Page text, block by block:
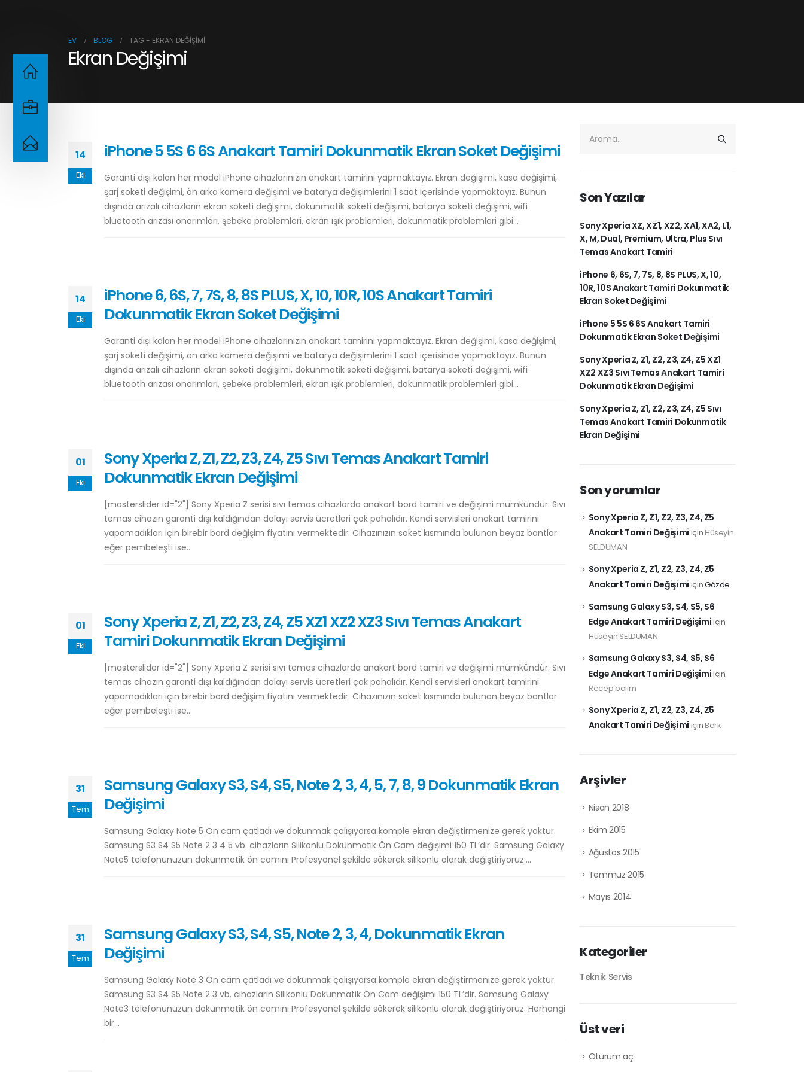
EV BLOG TAG - EKRAN DEĞIŞIMI
Ekran Değişimi
14
Eki
iPhone 5 5S 6 6S Anakart Tamiri Dokunmatik Ekran Soket Değişimi
Garanti dışı kalan her model iPhone cihazlarınızın anakart tamirini yapmaktayız. Ekran değişimi, kasa değişimi,
şarj soketi değişimi, ön arka kamera değişimi ve batarya değişimlerini 1 saat içerisinde yapmaktayız. Bunun
dışında arızalı cihazların ekran soketi değişimi, dokunmatik soketi değişimi, batarya soketi değişimi, wifi
bluetooth arızası onarımları, şebeke problemleri, ekran ışık problemleri, dokunmatik problemleri gibi...
14
Eki
iPhone 6, 6S, 7, 7S, 8, 8S PLUS, X, 10, 10R, 10S Anakart Tamiri
Dokunmatik Ekran Soket Değişimi
Garanti dışı kalan her model iPhone cihazlarınızın anakart tamirini yapmaktayız. Ekran değişimi, kasa değişimi,
şarj soketi değişimi, ön arka kamera değişimi ve batarya değişimlerini 1 saat içerisinde yapmaktayız. Bunun
dışında arızalı cihazların ekran soketi değişimi, dokunmatik soketi değişimi, batarya soketi değişimi, wifi
bluetooth arızası onarımları, şebeke problemleri, ekran ışık problemleri, dokunmatik problemleri gibi...
01
Eki
Sony Xperia Z, Z1, Z2, Z3, Z4, Z5 Sıvı Temas Anakart Tamiri
Dokunmatik Ekran Değişimi
[masterslider id="2"] Sony Xperia Z serisi sıvı temas cihazlarda anakart bord tamiri ve değişimi mümkündür. Sıvı
temas cihazın garanti dışı kaldığından dolayı servis ücretleri çok pahalıdır. Kendi servisleri anakart tamirini
yapamadıkları için birebir bord değişim fiyatını vermektedir. Cihazınızın soket kısmında bulunan beyaz bantlar
eğer pembeleşti ise...
01
Eki
Sony Xperia Z, Z1, Z2, Z3, Z4, Z5 XZ1 XZ2 XZ3 Sıvı Temas Anakart
Tamiri Dokunmatik Ekran Değişimi
[masterslider id="2"] Sony Xperia Z serisi sıvı temas cihazlarda anakart bord tamiri ve değişimi mümkündür. Sıvı
temas cihazın garanti dışı kaldığından dolayı servis ücretleri çok pahalıdır. Kendi servisleri anakart tamirini
yapamadıkları için birebir bord değişim fiyatını vermektedir. Cihazınızın soket kısmında bulunan beyaz bantlar
eğer pembeleşti ise...
31
Tem
Samsung Galaxy S3, S4, S5, Note 2, 3, 4, 5, 7, 8, 9 Dokunmatik Ekran
Değişimi
Samsung Galaxy Note 5 Ön cam çatladı ve dokunmak çalışıyorsa komple ekran değiştirmenize gerek yoktur.
Samsung S3 S4 S5 Note 2 3 4 5 vb. cihazların Silikonlu Dokunmatik Ön Cam değişimi 150 TL’dir. Samsung Galaxy
Note5 telefonunuzun dokunmatik ön camını Profesyonel şekilde sökerek silikonlu olarak değiştiriyoruz....
31
Tem
Samsung Galaxy S3, S4, S5, Note 2, 3, 4, Dokunmatik Ekran
Değişimi
Samsung Galaxy Note 3 Ön cam çatladı ve dokunmak çalışıyorsa komple ekran değiştirmenize gerek yoktur.
Samsung S3 S4 S5 Note 2 3 vb. cihazların Silikonlu Dokunmatik Ön Cam değişimi 150 TL’dir. Samsung Galaxy
Note3 telefonunuzun dokunmatik ön camını Profesyonel şekilde sökerek silikonlu olarak değiştiriyoruz. Herhangi
bir...
Son Yazılar
Sony Xperia XZ, XZ1, XZ2, XA1, XA2, L1,
X, M, Dual, Premium, Ultra, Plus Sıvı
Temas Anakart Tamiri
iPhone 6, 6S, 7, 7S, 8, 8S PLUS, X, 10,
10R, 10S Anakart Tamiri Dokunmatik
Ekran Soket Değişimi
iPhone 5 5S 6 6S Anakart Tamiri
Dokunmatik Ekran Soket Değişimi
Sony Xperia Z, Z1, Z2, Z3, Z4, Z5 XZ1
XZ2 XZ3 Sıvı Temas Anakart Tamiri
Dokunmatik Ekran Değişimi
Sony Xperia Z, Z1, Z2, Z3, Z4, Z5 Sıvı
Temas Anakart Tamiri Dokunmatik
Ekran Değişimi
Son yorumlar
Sony Xperia Z, Z1, Z2, Z3, Z4, Z5
Anakart Tamiri Değişimi için Hüseyin
SELDUMAN
Sony Xperia Z, Z1, Z2, Z3, Z4, Z5
Anakart Tamiri Değişimi içinGözde
Samsung Galaxy S3, S4, S5, S6
Edge Anakart Tamiri Değişimiiçin
Hüseyin SELDUMAN
Samsung Galaxy S3, S4, S5, S6
Edge Anakart Tamiri Değişimiiçin
Recep balım
Sony Xperia Z, Z1, Z2, Z3, Z4, Z5
Anakart Tamiri Değişimi için Berk
Arşivler
Nisan 2018
Ekim 2015
Ağustos 2015
Temmuz 2015
Mayıs 2014
Kategoriler
Teknik Servis
Üst veri
Oturum aç